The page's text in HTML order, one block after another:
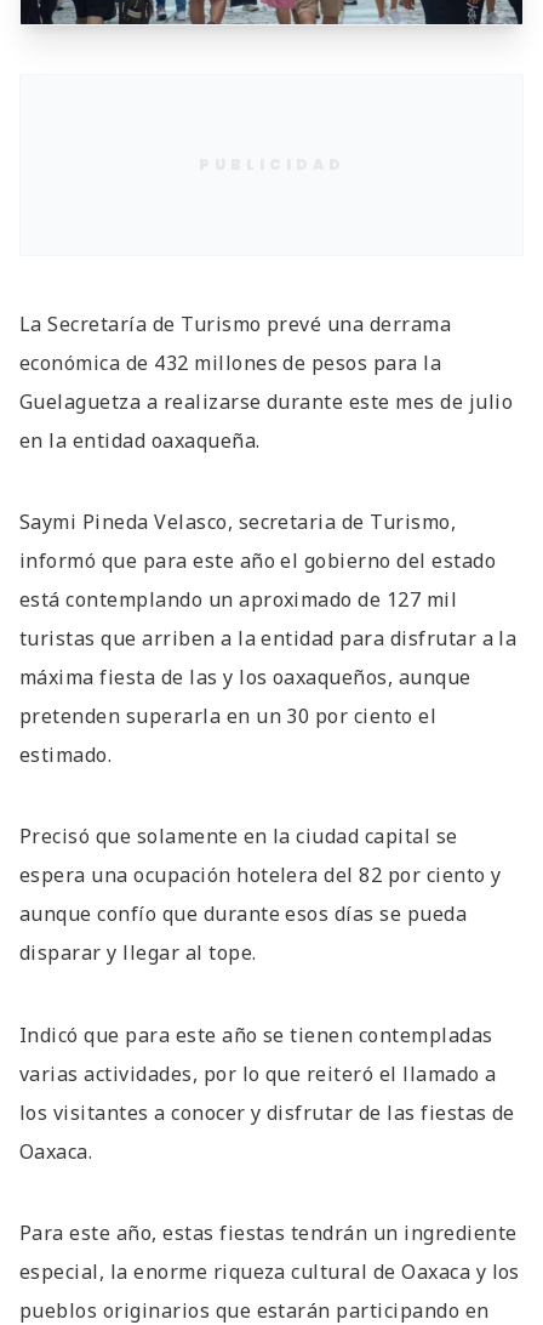
La Secretaría de Turismo prevé una derrama
económica de 432 millones de pesos para la
Guelaguetza a realizarse durante este mes de julio
en la entidad oaxaqueña.
Saymi Pineda Velasco, secretaria de Turismo,
informó que para este año el gobierno del estado
está contemplando un aproximado de 127 mil
turistas que arriben a la entidad para disfrutar a la
máxima fiesta de las y los oaxaqueños, aunque
pretenden superarla en un 30 por ciento el
estimado.
Precisó que solamente en la ciudad capital se
espera una ocupación hotelera del 82 por ciento y
aunque confío que durante esos días se pueda
disparar y llegar al tope.
Indicó que para este año se tienen contempladas
varias actividades, por lo que reiteró el llamado a
los visitantes a conocer y disfrutar de las fiestas de
Oaxaca.
Para este año, estas fiestas tendrán un ingrediente
especial, la enorme riqueza cultural de Oaxaca y los
pueblos originarios que estarán participando en